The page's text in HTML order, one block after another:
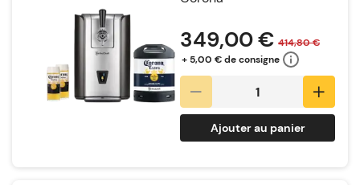
349,00 € 414,80 €
+ 5,00 € de consigne
Ajouter au panier